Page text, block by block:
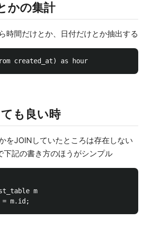
かの集計
時間だけとか、日付だけとか抽出する
も良い時
をJOINしていたところは存在しない
下記の書き方のほうがシンプル
m